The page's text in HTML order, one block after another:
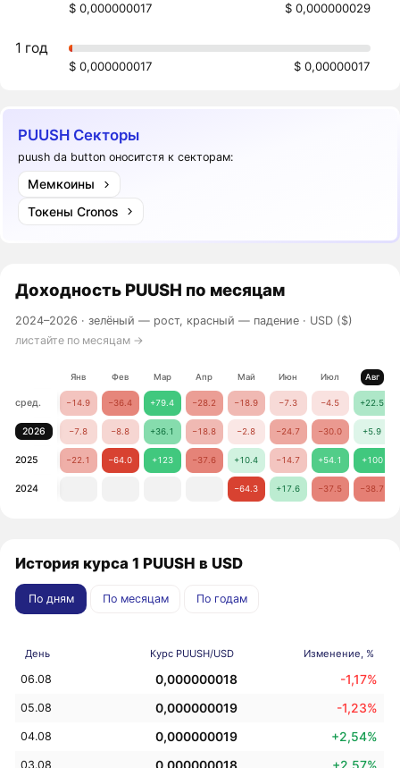
$ 0,000000017 $ 0,000000029
1 год
$ 0,000000017 $ 0,00000017
PUUSH Секторы
puush da button оноситстя к секторам:
Мемкоины
Токены Cronos
Доходность PUUSH по месяцам
2024–2026 ·зелёный — рост, красный — падение · USD ($)
листайте по месяцам →
Янв Фев Мар Апр Май Июн Июл Авг
сред. −14.9 −36.4 +79.4 −28.2 −18.9 −7.3 −4.5 +22.5
2026 −7.8 −8.8 +36.1 −18.8 −2.8 −24.7 −30.0 +5.9
2025 −22.1 −64.0 +123 −37.6 +10.4 −14.7 +54.1 +100
2024 −64.3 +17.6 −37.5 −38.7
История курса 1 PUUSH в USD
По дням По месяцам По годам
День Курс PUUSH/USD Изменение, %
06.08 0,000000018 -1,17%
05.08 0,000000019 -1,23%
04.08 0,000000019 +2,54%
03.08 0,000000018 +2,57%